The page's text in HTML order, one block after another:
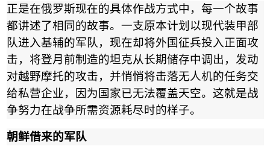
正是在俄罗斯现在的具体作战方式中，每一个故事
都讲述了相同的故事。一支原本计划以现代装甲部
队进入基辅的军队，现在却将外国征兵投入正面攻
击，将登月前制造的坦克从长期储存中调出，发动
对越野摩托的攻击，并悄悄将击落无人机的任务交
给私营企业，因为国家已无法覆盖天空。这就是战
争努力在战争所需资源耗尽时的样子。
朝鲜借来的军队